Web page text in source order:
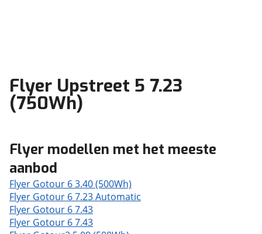
Flyer Upstreet 5 7.23
(750Wh)
Flyer modellen met het meeste
aanbod
Flyer Gotour 6 3.40 (500Wh)
Flyer Gotour 6 7.23 Automatic
Flyer Gotour 6 7.43
Flyer Gotour 6 7.43